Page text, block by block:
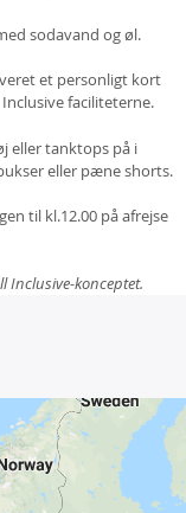
sodavand og øl.
et personligt kort
faciliteterne.
eller tanktops på i
eller pæne shorts.
til kl.12.00 på afrejse
konceptet.